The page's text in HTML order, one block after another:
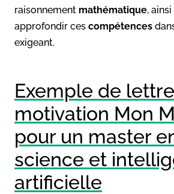
raisonnement mathématique,
approfondir ces compétences
exigeant.
Exemple de
motivation Mon
pour un master
science et
artificielle